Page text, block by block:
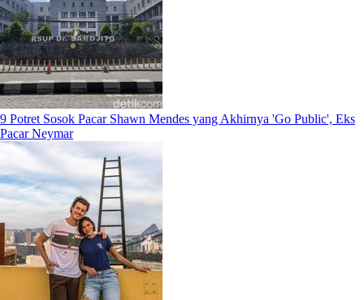
9 Potret Sosok Pacar Shawn Mendes yang Akhirnya 'Go Public', Eks
Pacar Neymar